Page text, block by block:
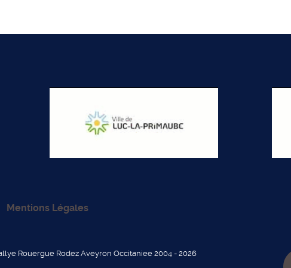
Mentions Légales
Rouergue Rodez Aveyron Occitaniee 2004 - 2026